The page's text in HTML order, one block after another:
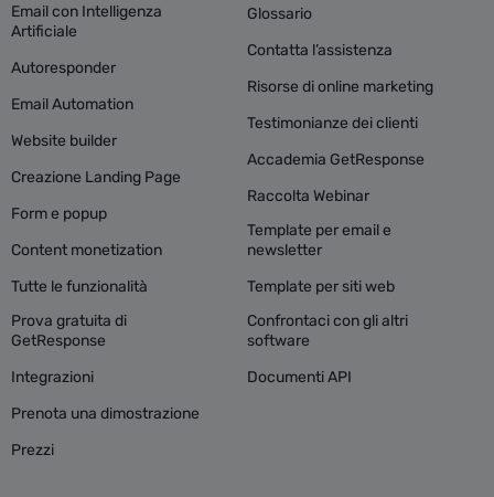
Email con Intelligenza
Artificiale
Autoresponder
Email Automation
Website builder
Creazione Landing Page
Form e popup
Content monetization
Tutte le funzionalità
Prova gratuita di
GetResponse
Integrazioni
Prenota una dimostrazione
Prezzi
Glossario
Contatta l’assistenza
Risorse di online marketing
Testimonianze dei clienti
Accademia GetResponse
Raccolta Webinar
Template per email e
newsletter
Template per siti web
Confrontaci con gli altri
software
Documenti API